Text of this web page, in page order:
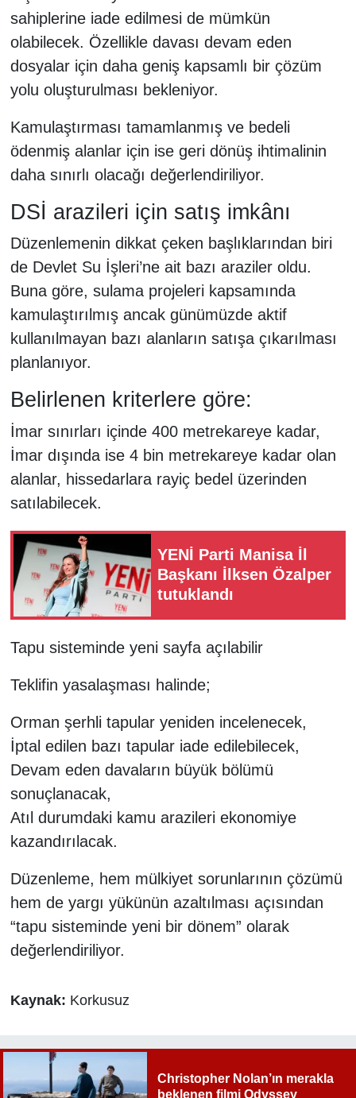
sahiplerine iade edilmesi de mümkün
olabilecek. Özellikle davası devam eden
dosyalar için daha geniş kapsamlı bir çözüm
yolu oluşturulması bekleniyor.
Kamulaştırması tamamlanmış ve bedeli
ödenmiş alanlar için ise geri dönüş ihtimalinin
daha sınırlı olacağı değerlendiriliyor.
DSİ arazileri için satış imkânı
Düzenlemenin dikkat çeken başlıklarından biri
de Devlet Su İşleri’ne ait bazı araziler oldu.
Buna göre, sulama projeleri kapsamında
kamulaştırılmış ancak günümüzde aktif
kullanılmayan bazı alanların satışa çıkarılması
planlanıyor.
Belirlenen kriterlere göre:
İmar sınırları içinde 400 metrekareye kadar,
İmar dışında ise 4 bin metrekareye kadar olan
alanlar, hissedarlara rayiç bedel üzerinden
satılabilecek.
YENİ Parti Manisa İl
Başkanı İlksen Özalper
tutuklandı
Tapu sisteminde yeni sayfa açılabilir
Teklifin yasalaşması halinde;
Orman şerhli tapular yeniden incelenecek,
İptal edilen bazı tapular iade edilebilecek,
Devam eden davaların büyük bölümü
sonuçlanacak,
Atıl durumdaki kamu arazileri ekonomiye
kazandırılacak.
Düzenleme, hem mülkiyet sorunlarının çözümü
hem de yargı yükünün azaltılması açısından
“tapu sisteminde yeni bir dönem” olarak
değerlendiriliyor.
Kaynak: Korkusuz
Christopher Nolan’ın merakla
beklenen filmi Odyssey